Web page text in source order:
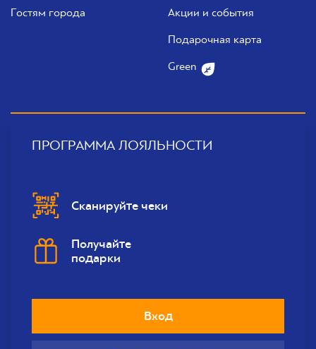
Гостям города
Акции и события
Подарочная карта
Green
ПРОГРАММА ЛОЯЛЬНОСТИ
Сканируйте чеки
Получайте
подарки
Вход